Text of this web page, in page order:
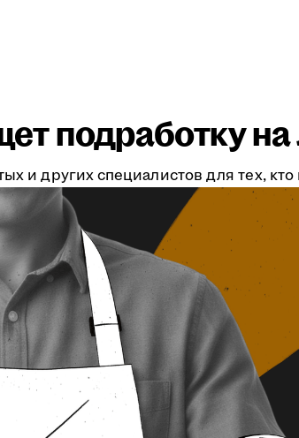
подработку на
и других специалистов для тех,